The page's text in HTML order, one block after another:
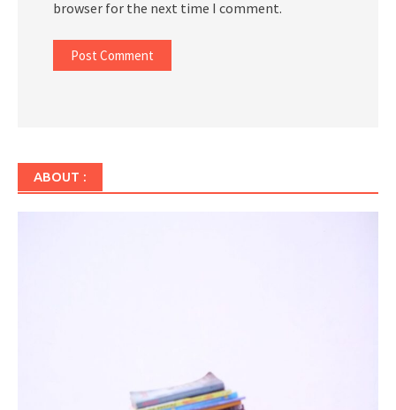
browser for the next time I comment.
ABOUT :